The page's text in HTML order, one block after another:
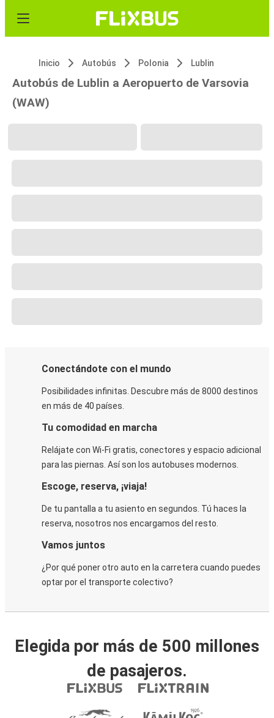
Inicio Autobús Polonia Lublin
Autobús de Lublin a Aeropuerto de Varsovia
(WAW)
Conectándote con el mundo
Posibilidades infinitas. Descubre más de 8000 destinos
en más de 40 países.
Tu comodidad en marcha
Relájate con Wi-Fi gratis, conectores y espacio adicional
para las piernas. Así son los autobuses modernos.
Escoge, reserva, ¡viaja!
De tu pantalla a tu asiento en segundos. Tú haces la
reserva, nosotros nos encargamos del resto.
Vamos juntos
¿Por qué poner otro auto en la carretera cuando puedes
optar por el transporte colectivo?
Elegida por más de 500 millones
de pasajeros.